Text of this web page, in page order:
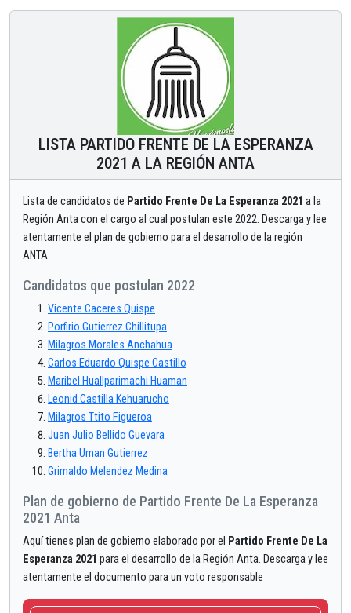
LISTA PARTIDO FRENTE DE LA ESPERANZA
2021 A LA REGIÓN ANTA
Lista de candidatos de Partido Frente De La Esperanza 2021 a la
Región Anta con el cargo al cual postulan este 2022. Descarga y lee
atentamente el plan de gobierno para el desarrollo de la región
ANTA
Candidatos que postulan 2022
Vicente Caceres Quispe
Porfirio Gutierrez Chillitupa
Milagros Morales Anchahua
Carlos Eduardo Quispe Castillo
Maribel Huallparimachi Huaman
Leonid Castilla Kehuarucho
Milagros Ttito Figueroa
Juan Julio Bellido Guevara
Bertha Uman Gutierrez
Grimaldo Melendez Medina
Plan de gobierno de Partido Frente De La Esperanza
2021 Anta
Aquí tienes plan de gobierno elaborado por el Partido Frente De La
Esperanza 2021 para el desarrollo de la Región Anta. Descarga y lee
atentamente el documento para un voto responsable